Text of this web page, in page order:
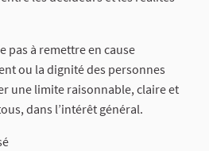
pas à remettre en cause
ou la dignité des personnes
une limite raisonnable, claire et
dans l’intérêt général.